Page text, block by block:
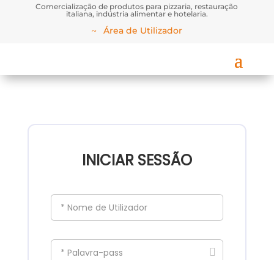
Comercialização de produtos para pizzaria, restauração
italiana, indústria alimentar e hotelaria.
Área de Utilizador
INICIAR SESSÃO
* Nome de Utilizador
* Palavra-pass